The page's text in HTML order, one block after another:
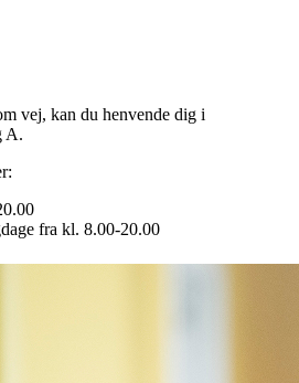
vej, kan du henvende dig i
A.
fra kl. 8.00-20.00